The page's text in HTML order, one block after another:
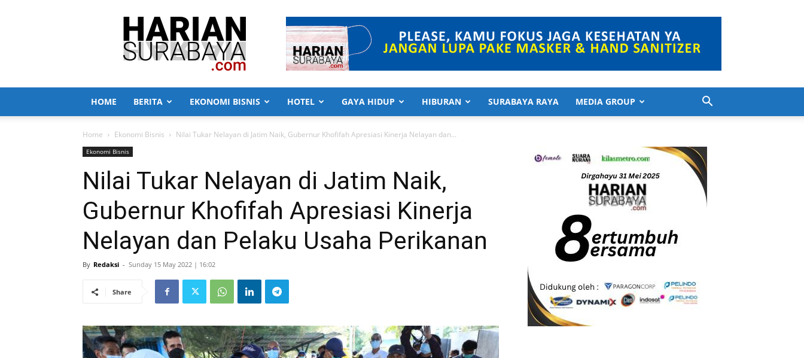
Harian
Surabaya
HOME BERITA EKONOMI BISNIS HOTEL GAYA HIDUP HIBURAN SURABAYA RAYA MEDIA GROUP
Home Ekonomi Bisnis Nilai Tukar Nelayan di Jatim Naik, Gubernur Khofifah Apresiasi Kinerja Nelayan dan...
Ekonomi Bisnis
Nilai Tukar Nelayan di Jatim Naik,
Gubernur Khofifah Apresiasi Kinerja
Nelayan dan Pelaku Usaha Perikanan
By Redaksi - Sunday 15 May 2022 | 16:02
Share